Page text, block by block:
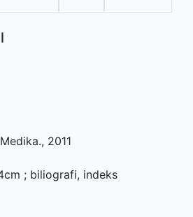
., 2011
; biliografi, indeks